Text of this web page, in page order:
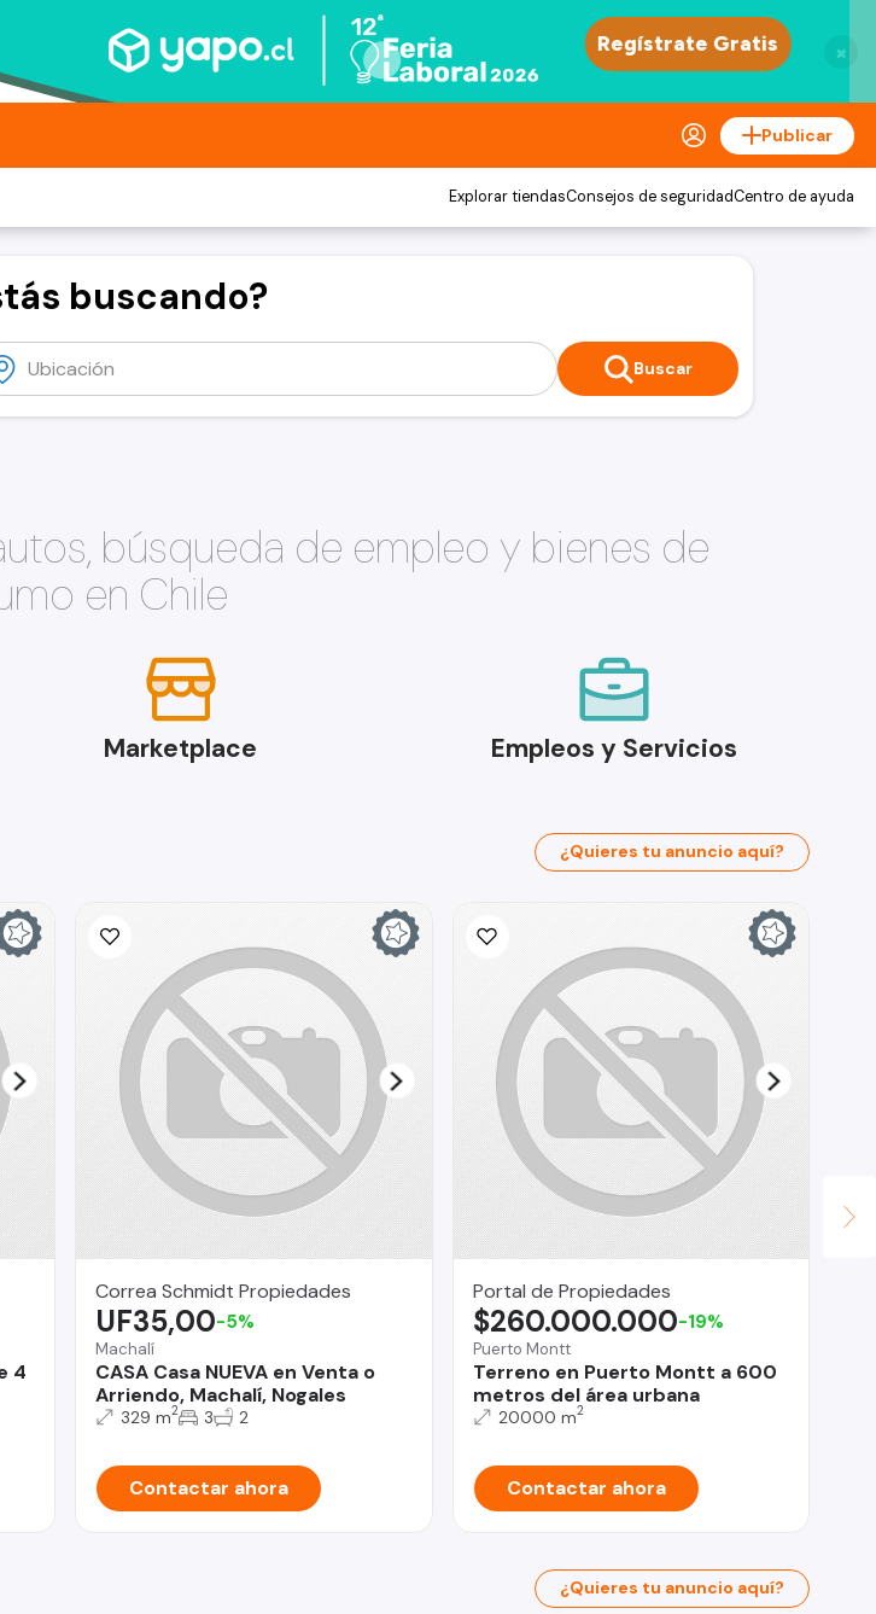
×
Publicar
Explorar tiendasConsejos de seguridadCentro de ayuda
buscando?
Buscar
búsqueda de empleo y bienes de
en Chile
Marketplace Empleos y Servicios
¿Quieres tu anuncio aquí?
4
Correa Schmidt Propiedades
Machalí
CASA Casa NUEVA en Venta o
Arriendo, Machalí, Nogales
UF35,00-5%
329 m2 3 2
Contactar ahora
Portal de Propiedades
Puerto Montt
Terreno en Puerto Montt a 600
metros del área urbana
$260.000.000-19%
20000 m2
Contactar ahora
¿Quieres tu anuncio aquí?